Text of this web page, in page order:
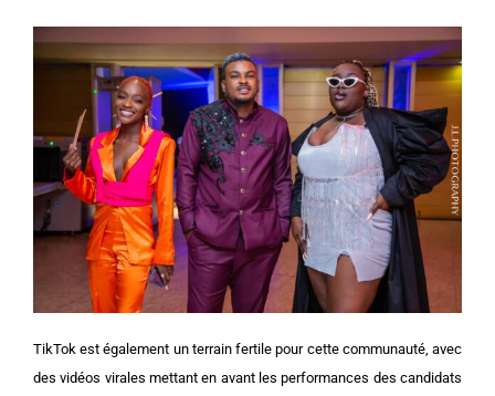
TikTok est également un terrain fertile pour cette communauté, avec
des vidéos virales mettant en avant les performances des candidats